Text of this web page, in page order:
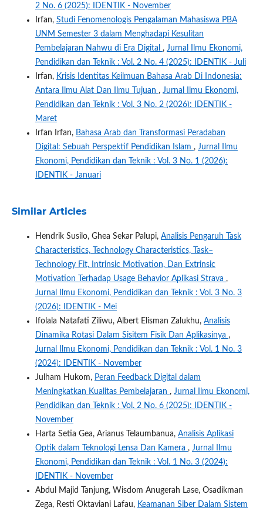
2 No. 6 (2025): IDENTIK - November
Irfan, Studi Fenomenologis Pengalaman Mahasiswa PBA
UNM Semester 3 dalam Menghadapi Kesulitan
Pembelajaran Nahwu di Era Digital , Jurnal Ilmu Ekonomi,
Pendidikan dan Teknik : Vol. 2 No. 4 (2025): IDENTIK - Juli
Irfan, Krisis Identitas Keilmuan Bahasa Arab Di Indonesia:
Antara Ilmu Alat Dan Ilmu Tujuan , Jurnal Ilmu Ekonomi,
Pendidikan dan Teknik : Vol. 3 No. 2 (2026): IDENTIK -
Maret
Irfan Irfan, Bahasa Arab dan Transformasi Peradaban
Digital: Sebuah Perspektif Pendidikan Islam , Jurnal Ilmu
Ekonomi, Pendidikan dan Teknik : Vol. 3 No. 1 (2026):
IDENTIK - Januari
Similar Articles
Hendrik Susilo, Ghea Sekar Palupi, Analisis Pengaruh Task
Characteristics, Technology Characteristics, Task–
Technology Fit, Intrinsic Motivation, Dan Extrinsic
Motivation Terhadap Usage Behavior Aplikasi Strava ,
Jurnal Ilmu Ekonomi, Pendidikan dan Teknik : Vol. 3 No. 3
(2026): IDENTIK - Mei
Ifolala Natafati Ziliwu, Albert Elisman Zalukhu, Analisis
Dinamika Rotasi Dalam Sisitem Fisik Dan Aplikasinya ,
Jurnal Ilmu Ekonomi, Pendidikan dan Teknik : Vol. 1 No. 3
(2024): IDENTIK - November
Julham Hukom, Peran Feedback Digital dalam
Meningkatkan Kualitas Pembelajaran , Jurnal Ilmu Ekonomi,
Pendidikan dan Teknik : Vol. 2 No. 6 (2025): IDENTIK -
November
Harta Setia Gea, Arianus Telaumbanua, Analisis Aplikasi
Optik dalam Teknologi Lensa Dan Kamera , Jurnal Ilmu
Ekonomi, Pendidikan dan Teknik : Vol. 1 No. 3 (2024):
IDENTIK - November
Abdul Majid Tanjung, Wisdom Anugerah Lase, Osadikman
Zega, Resti Oktaviani Lafau, Keamanan Siber Dalam Sistem